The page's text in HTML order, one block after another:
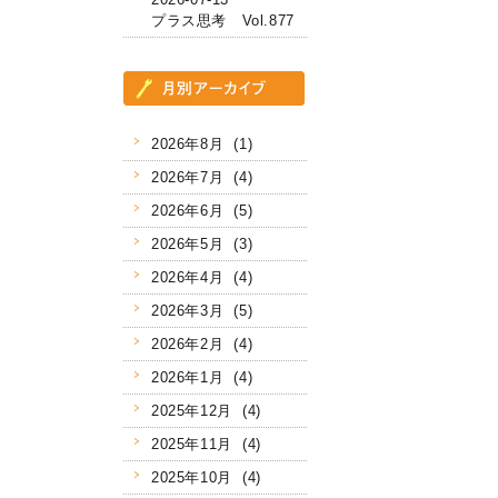
プラス思考 Vol.877
2026年8月 (1)
2026年7月 (4)
2026年6月 (5)
2026年5月 (3)
2026年4月 (4)
2026年3月 (5)
2026年2月 (4)
2026年1月 (4)
2025年12月 (4)
2025年11月 (4)
2025年10月 (4)